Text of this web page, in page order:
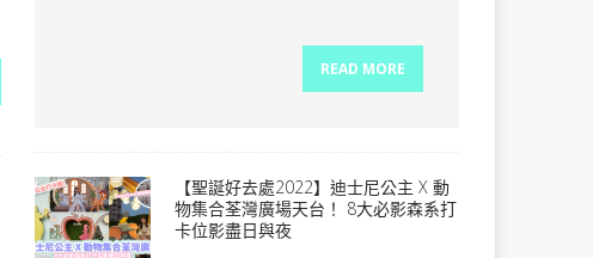
READ MORE
【聖誕好去處2022】迪士尼公主 X 動
物集合荃灣廣場天台！ 8大必影森系打
卡位影盡日與夜